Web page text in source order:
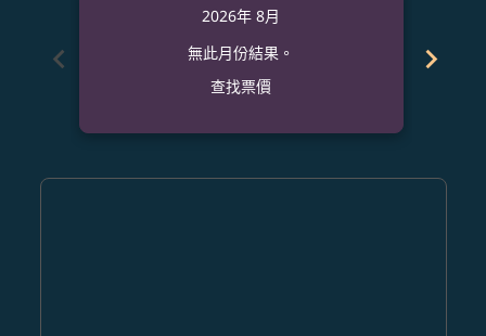
chevron_left
2026年 8月
無此月份結果。
查找票價
chevron_right